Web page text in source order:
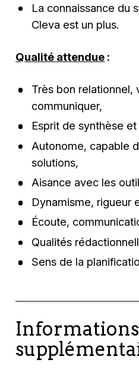
La connaissance du
Cleva est un plus.
Qualité attendue :
Très bon relationnel,
communiquer,
Esprit de synthèse
Autonome, capable
solutions,
Aisance avec les
Dynamisme, rigueur
Écoute,
Qualités
Sens de la
Informations